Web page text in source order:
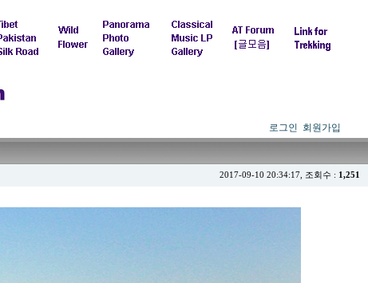
로그인 회원가입
2017-09-10 20:34:17, 조회수 : 1,251